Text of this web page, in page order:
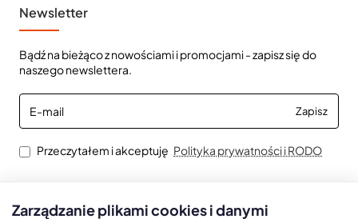
Newsletter
Bądź na bieżąco z nowościami i promocjami - zapisz się do
naszego newslettera.
E-
mail
Zapisz
Przeczytałem i akceptuję Polityka prywatności i RODO
Zarządzanie plikami cookies i danymi